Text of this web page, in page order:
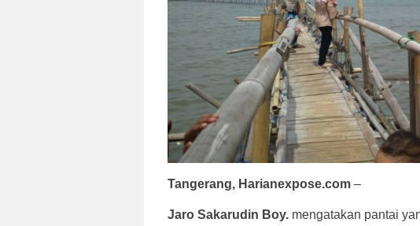
Tangerang, Harianexpose.com –
Jaro Sakarudin Boy. mengatakan pantai